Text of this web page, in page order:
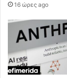
16 ώρες ago